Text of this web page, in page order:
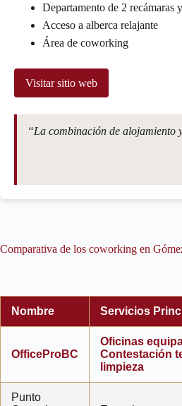
Departamento de 2 recámaras
Acceso a alberca relajante
Área de coworking
Visitar sitio web
“La combinación de alojamiento
Comparativa de los coworking en
Nombre Servicios
OfficeProBC
Oficinas
Contestación
limpieza
Punto